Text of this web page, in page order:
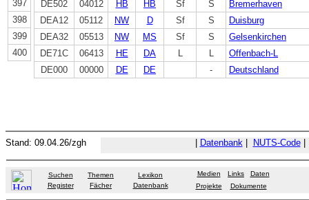
397
398
399
400
DE502 04012 HB HB Sf S
Bremerhaven
DEA12
05112 NW D Sf S
Duisburg
DEA32
05513 NW MS Sf S
Gelsenkirchen
DE71C
06413 HE DA L L
Offenbach-L
DE000
00000 DE DE - Deutschland
Stand: 09.04.26/zgh Datenbank| NUTS-Code
Suchen Themen
Lexikon
Register
Fächer Datenbank
Medien Links
Daten
Projekte
Dokumente